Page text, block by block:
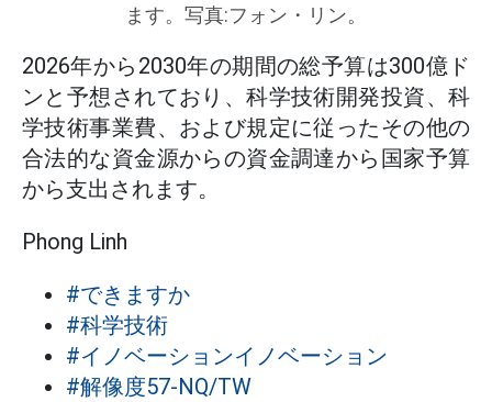
ます。写真:フォン・リン。
2026年から2030年の期間の総予算は300億ド
ンと予想されており、科学技術開発投資、科
学技術事業費、および規定に従ったその他の
合法的な資金源からの資金調達から国家予算
から支出されます。
Phong Linh
#できますか
#科学技術
#イノベーションイノベーション
#解像度57-NQ/TW